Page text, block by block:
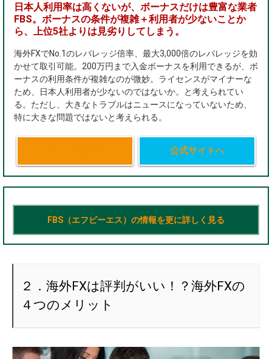
日本人利用率は高くないが、ボーナスだけは豊富な業者
FBS。ボーナスの条件が複雑＋利用者が少ないことか
ら、上位5社よりは見劣りしてしまう。
海外FXでNo.1のレバレッジ倍率、最大3,000倍のレバレッジを効
かせて取引可能。200万円まで入金ボーナスを利用できるが、ボ
ーナスの利用条件が複雑なのが微妙。ライセンスがマイナーな
ため、日本人利用者が少ないのではないか。と考えられてい
る。ただし、大きなトラブルはニュースになっていないため、
特に大きな問題ではないと考えられる。
公式サイトへ
FBS（エフビーエス）の情報を更に詳しく見る
２．海外FXは評判がいい！？海外FXの
４つのメリット